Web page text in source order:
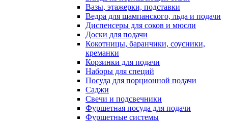
Вазы, этажерки, подставки
Ведра для шампанского, льда и подачи
Диспенсеры для соков и мюсли
Доски для подачи
Кокотницы, баранчики, соусники,
креманки
Корзинки для подачи
Наборы для специй
Посуда для порционной подачи
Саджи
Свечи и подсвечники
Фуршетная посуда для подачи
Фуршетные системы